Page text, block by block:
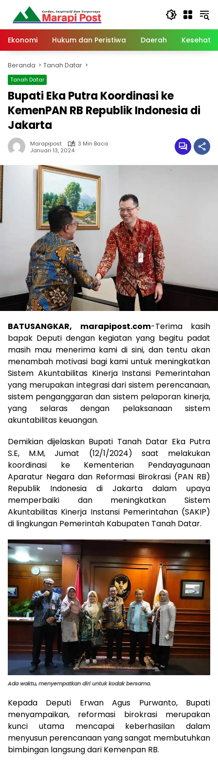
Langsung
konten
Ekonomi
Hukum dan Peristiwa Daerah
Beranda Tanah Datar
Tanah Datar
Bupati Eka Putra Koordinasi ke
KemenPAN RB Republik Indonesia di
Jakarta
Marapipost
3 Min Baca
Januari 13, 2024
BATUSANGKAR, marapipost.com-Terima kasih
bapak Deputi dengan kegiatan yang begitu padat
masih mau menerima kami di sini, dan tentu akan
menambah motivasi bagi kami untuk meningkatkan
Sistem Akuntabilitas Kinerja Instansi Pemerintahan
yang merupakan integrasi dari sistem perencanaan,
sistem penganggaran dan sistem pelaporan kinerja,
yang selaras dengan pelaksanaan sistem
akuntabilitas keuangan.
Demikian dijelaskan Bupati Tanah Datar Eka Putra
S.E, M.M, Jumat (12/1/2024) saat melakukan
koordinasi ke Kementerian Pendayagunaan
Aparatur Negara dan Reformasi Birokrasi (PAN RB)
Republik Indonesia di Jakarta dalam upaya
memperbaiki dan meningkatkan Sistem
Akuntabilitas Kinerja Instansi Pemerintahan (SAKIP)
di lingkungan Pemerintah Kabupaten Tanah Datar.
Ada waktu, menyempatkan diri untuk kodak bersama.
Kepada Deputi Erwan Agus Purwanto, Bupati
menyampaikan, reformasi birokrasi merupakan
kunci utama mencapai keberhasilan dalam
menyusun perencanaan yang sangat membutuhkan
bimbingan langsung dari Kemenpan RB.